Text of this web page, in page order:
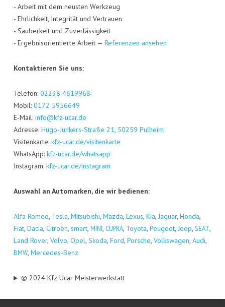
- Arbeit mit dem neus­ten Werk­zeug
- Ehr­lich­keit, Inte­gri­tät und Ver­trau­en
- Sau­ber­keit und Zuver­läs­sig­keit
- Ergeb­nis­ori­en­tier­te Arbeit — Refe­ren­zen ansehen
Kon­tak­tie­ren Sie uns:
Tele­fon: 02238 4619968
Mobil: 0172 5956649
E‑Mail: info@kfz-ucar.de
Adres­se: Hugo-Jun­kers-Stra­ße 21, 50259 Pul­heim
Visi­ten­kar­te: kfz-ucar.de/visitenkarte
Whats­App: kfz-ucar.de/whatsapp
Insta­gram: kfz-ucar.de/instagram
Aus­wahl an Auto­mar­ken, die wir bedienen:
Alfa Romeo, Tes­la, Mitsu­bi­shi, Maz­da, Lexus, Kia, Jagu­ar, Hon­da,
Fiat, Dacia, Citro­ën, smart, MINI, CUPRA, Toyo­ta, Peu­geot, Jeep, SEAT,
Land Rover, Vol­vo, Opel, Sko­da, Ford, Por­sche, Volks­wa­gen, Audi,
BMW, Mer­ce­des-Benz
© 2024 Kfz Ucar Meisterwerkstatt